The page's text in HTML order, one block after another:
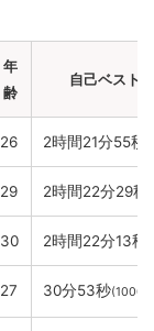
年
齢
自己ベスト
26 2時間21分55秒
29 2時間22分29秒
30 2時間22分13秒
27 30分53秒